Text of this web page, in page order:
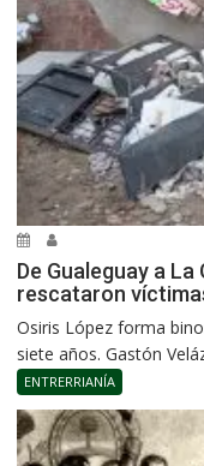
De Gualeguay a
rescataron
Osiris López forma
siete años. Gastón
ENTRERRIANÍA